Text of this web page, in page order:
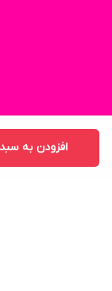
افزودن به